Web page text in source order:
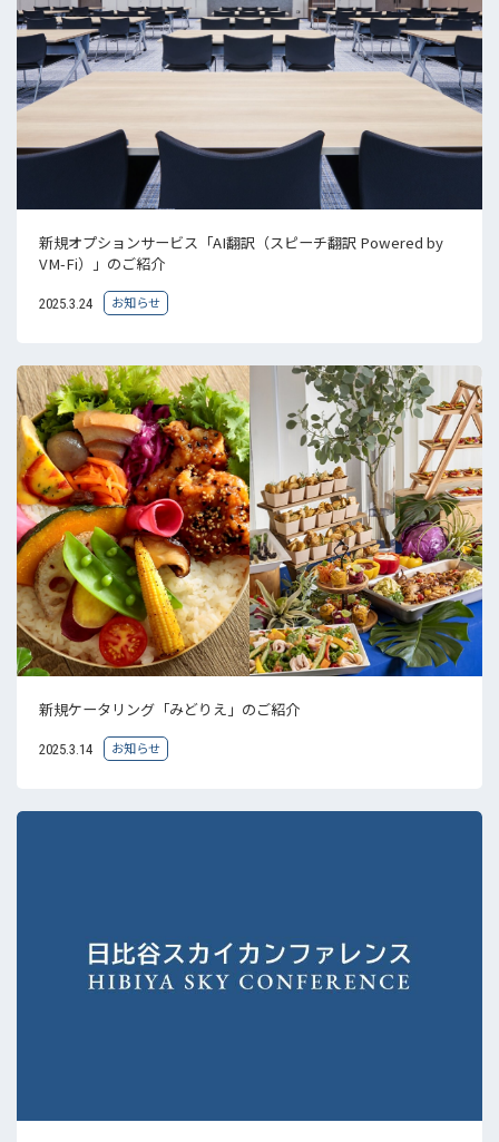
新規オプションサービス「AI翻訳（スピーチ翻訳 Powered by
VM-Fi）」のご紹介
2025.3.24 お知らせ
新規ケータリング「みどりえ」のご紹介
2025.3.14 お知らせ